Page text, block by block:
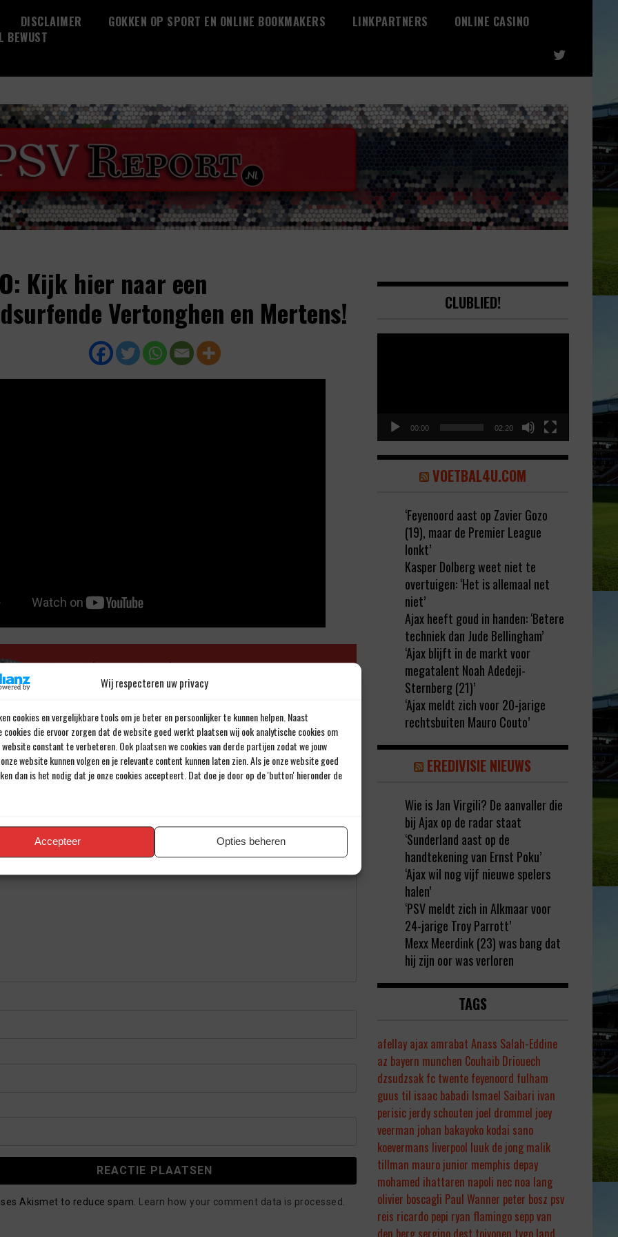
Wij respecteren uw privacy
cookies en vergelijkbare tools om je beter en persoonlijker te kunnen helpen. Naast
cookies die ervoor zorgen dat de website goed werkt plaatsen wij ook analytische cookies om
website constant te verbeteren. Ook plaatsen we cookies van derde partijen zodat we jouw
website kunnen volgen en je relevante content kunnen laten zien. Als je onze website goed
dan is het nodig dat je onze cookies accepteert. Dat doe je door op de 'button' hieronder de
Accepteer Opties beheren
DISCLAIMER GOKKEN OP SPORT EN ONLINE BOOKMAKERS LINKPARTNERS
ONLINE CASINO
BEWUST
Kijk hier naar een
Vertonghen en Mertens!
Door Johannes Cornelis
Al meer dan 43 jaar een passie voor voetbal.
reactie
Akismet to reduce spam. Learn how your comment data is processed.
CLUBLIED!
00:00 02:20
VOETBAL4U.COM
‘Feyenoord aast op Zavier Gozo
(19), maar de Premier League
lonkt’
Kasper Dolberg weet niet te
overtuigen: ‘Het is allemaal net
niet’
Ajax heeft goud in handen: ‘Betere
techniek dan Jude Bellingham’
‘Ajax blijft in de markt voor
megatalent Noah Adedeji-
Sternberg (21)’
‘Ajax meldt zich voor 20-jarige
rechtsbuiten Mauro Couto’
EREDIVISIE NIEUWS
Wie is Jan Virgili? De aanvaller die
bij Ajax op de radar staat
‘Sunderland aast op de
handtekening van Ernst Poku’
‘Ajax wil nog vijf nieuwe spelers
halen’
‘PSV meldt zich in Alkmaar voor
24-jarige Troy Parrott’
Mexx Meerdink (23) was bang dat
hij zijn oor was verloren
TAGS
afellay ajax amrabat Anass Salah-Eddine
az bayern munchen Couhaib Driouech
dzsudzsak fc twente feyenoord fulham
guus til isaac babadi Ismael Saibari ivan
perisic jerdy schouten joel drommel joey
veerman johan bakayoko kodai sano
koevermans liverpool luuk de jong malik
tillman mauro junior memphis depay
mohamed ihattaren napoli nec noa lang
olivier boscagli Paul Wanner peter bosz psv
reis ricardo pepi ryan flamingo sepp van